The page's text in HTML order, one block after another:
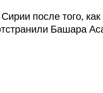
после того,
Башара